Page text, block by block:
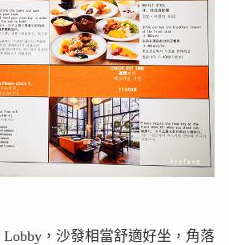
，沙發相當舒適好坐，角落